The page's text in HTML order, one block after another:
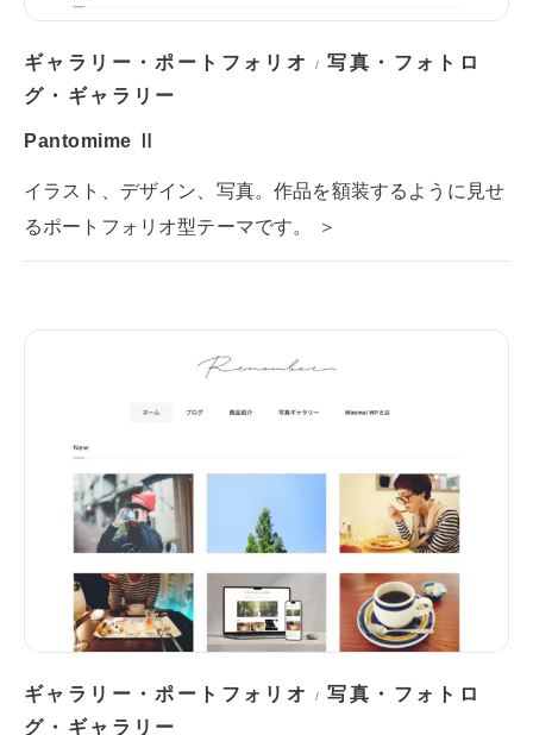
ギャラリー・ポートフォリオ /写真・フォトロ
グ・ギャラリー
Pantomime Ⅱ
イラスト、デザイン、写真。作品を額装するように見せ
るポートフォリオ型テーマです。 ＞
ギャラリー・ポートフォリオ /写真・フォトロ
グ・ギャラリー